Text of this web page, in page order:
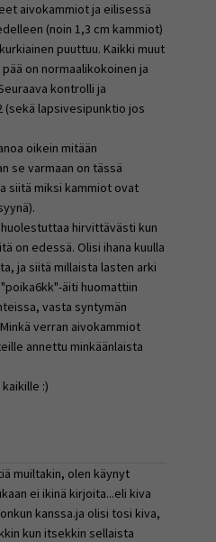
aivokammiot ja eilisessä
(noin 1,3 cm kammiot)
puuttuu. Kaikki muut
on normaalikokoinen ja
kontrolli ja
(sekä lapsivesipunktio jos
oikein mitään
se varmaan on tässä
siitä miksi kammiot ovat
hirvittävästi kun
on edessä. Olisi ihana kuulla
ja siitä millaista lasten arki
äiti huomattiin
vasta syntymän
verran aivokammiot
annettu minkäänlaista
:)
muiltakin, olen käynyt
ei ikinä kirjoita...eli kiva
kanssa.ja olisi tosi kiva,
kun itsekkin sellaista